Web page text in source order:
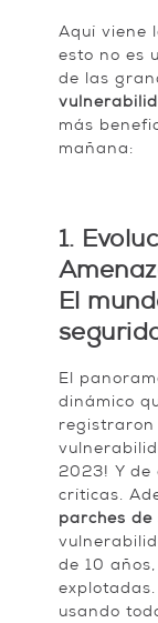
Aquí viene
esto no es
de las
más
mañana:
1.
El
El
dinámico
registraron
2023! Y de
críticas.
parches de
de 10
usando